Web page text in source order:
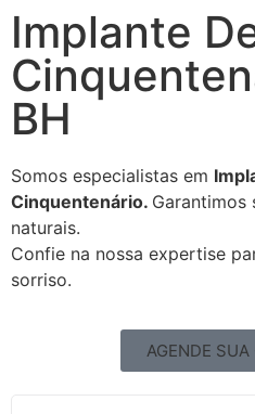
Implante
BH
Somos especialistas em
Cinquentenário. Garantimos
naturais.
Confie na nossa expertise
sorriso.
AGENDE